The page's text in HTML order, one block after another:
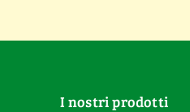
I nostri prodotti